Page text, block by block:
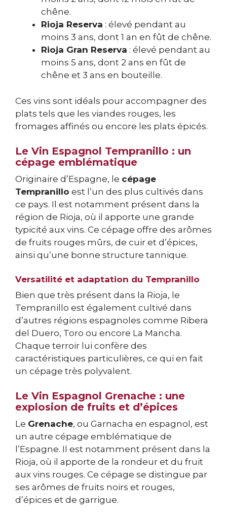
chêne.
Rioja Reserva : élevé pendant au
moins 3 ans, dont 1 an en fût de chêne.
Rioja Gran Reserva : élevé pendant au
moins 5 ans, dont 2 ans en fût de
chêne et 3 ans en bouteille.
Ces vins sont idéals pour accompagner des
plats tels que les viandes rouges, les
fromages affinés ou encore les plats épicés.
Le Vin Espagnol Tempranillo : un
cépage emblématique
Originaire d’Espagne, le cépage
Tempranillo est l’un des plus cultivés dans
ce pays. Il est notamment présent dans la
région de Rioja, où il apporte une grande
typicité aux vins. Ce cépage offre des arômes
de fruits rouges mûrs, de cuir et d’épices,
ainsi qu’une bonne structure tannique.
Versatilité et adaptation du Tempranillo
Bien que très présent dans la Rioja, le
Tempranillo est également cultivé dans
d’autres régions espagnoles comme Ribera
del Duero, Toro ou encore La Mancha.
Chaque terroir lui confère des
caractéristiques particulières, ce qui en fait
un cépage très polyvalent.
Le Vin Espagnol Grenache : une
explosion de fruits et d’épices
Le Grenache, ou Garnacha en espagnol, est
un autre cépage emblématique de
l’Espagne. Il est notamment présent dans la
Rioja, où il apporte de la rondeur et du fruit
aux vins rouges. Ce cépage se distingue par
ses arômes de fruits noirs et rouges,
d’épices et de garrigue.